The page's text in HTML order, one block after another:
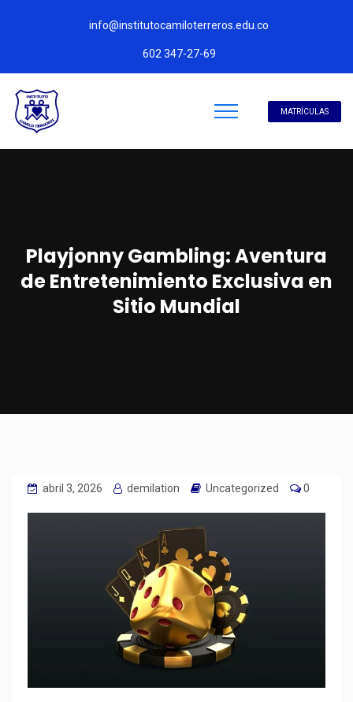
info@institutocamiloterreros.edu.co
602 347-27-69
MATRÍCULAS
Playjonny Gambling: Aventura
de Entretenimiento Exclusiva en
Sitio Mundial
abril 3, 2026 demilation Uncategorized 0